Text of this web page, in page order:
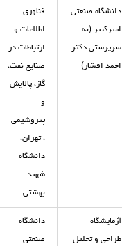
دانشگاه صنعتی
امیرکبیر (به
سرپرستی دکتر
احمد افشار)
فناوری
اطلاعات و
ارتباطات در
صنایع نفت،
گاز، پالایش
و
پتروشیمی
، تهران،
دانشگاه
شهید
بهشتی
آزمایشگاه
طراحی و تحلیل
دانشگاه
صنعتی